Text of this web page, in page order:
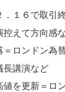
１６で取引
えて方向感
＝ロンドン為
長講演など
値を更新＝ロ